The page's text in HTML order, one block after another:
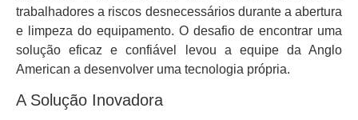
trabalhadores a riscos desnecessários durante a abertura
e limpeza do equipamento. O desafio de encontrar uma
solução eficaz e confiável levou a equipe da Anglo
American a desenvolver uma tecnologia própria.
A Solução Inovadora